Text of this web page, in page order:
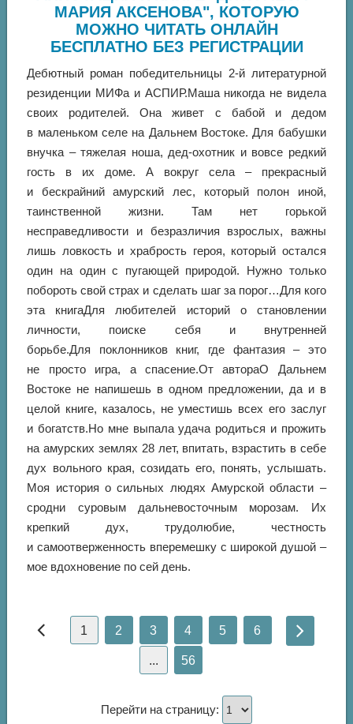
МАРИЯ АКСЕНОВА", КОТОРУЮ
МОЖНО ЧИТАТЬ ОНЛАЙН
БЕСПЛАТНО БЕЗ РЕГИСТРАЦИИ
Дебютный роман победительницы 2-й литературной
резиденции МИФа и АСПИР.Маша никогда не видела
своих родителей. Она живет с бабой и дедом
в маленьком селе на Дальнем Востоке. Для бабушки
внучка – тяжелая ноша, дед-охотник и вовсе редкий
гость в их доме. А вокруг села – прекрасный
и бескрайний амурский лес, который полон иной,
таинственной жизни. Там нет горькой
несправедливости и безразличия взрослых, важны
лишь ловкость и храбрость героя, который остался
один на один с пугающей природой. Нужно только
побороть свой страх и сделать шаг за порог…Для кого
эта книгаДля любителей историй о становлении
личности, поиске себя и внутренней
борьбе.Для поклонников книг, где фантазия – это
не просто игра, а спасение.От автораО Дальнем
Востоке не напишешь в одном предложении, да и в
целой книге, казалось, не уместишь всех его заслуг
и богатств.Но мне выпала удача родиться и прожить
на амурских землях 28 лет, впитать, взрастить в себе
дух вольного края, созидать его, понять, услышать.
Моя история о сильных людях Амурской области –
сродни суровым дальневосточным морозам. Их
крепкий дух, трудолюбие, честность
и самоотверженность вперемешку с широкой душой –
мое вдохновение по сей день.
1 2 3 4 5 6
... 56
Перейти на страницу: